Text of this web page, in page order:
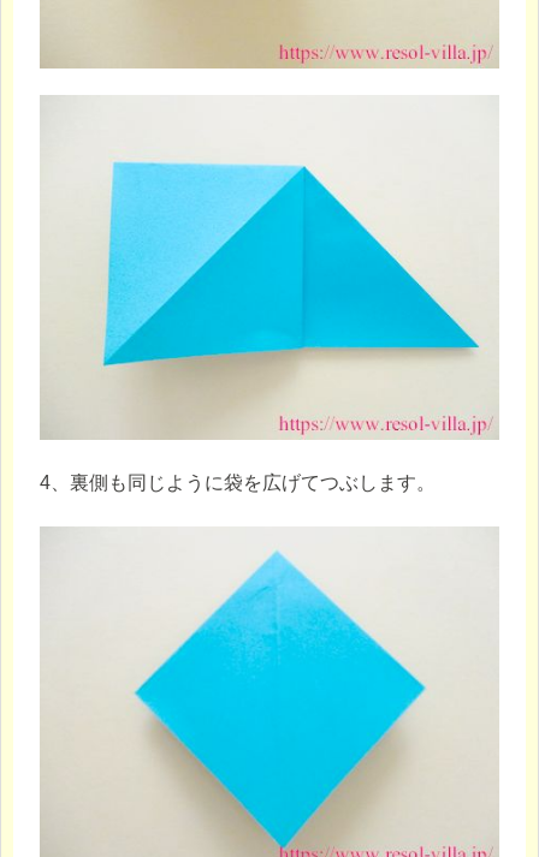
4、裏側も同じように袋を広げてつぶします。